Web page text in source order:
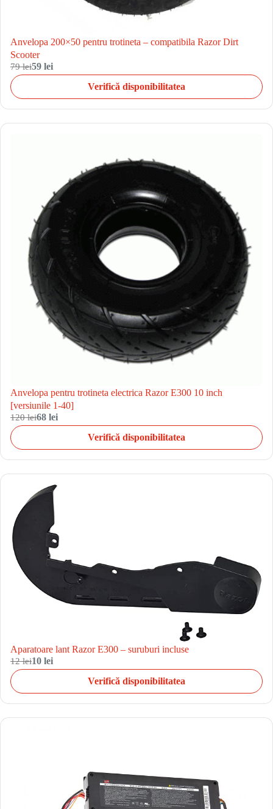
Anvelopa 200×50 pentru trotineta – compatibila Razor Dirt
Scooter
79 lei59 lei
Verifică disponibilitatea
Anvelopa pentru trotineta electrica Razor E300 10 inch
[versiunile 1-40]
120 lei68 lei
Verifică disponibilitatea
Aparatoare lant Razor E300 – suruburi incluse
12 lei10 lei
Verifică disponibilitatea